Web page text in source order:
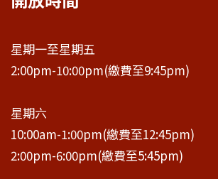
星期一至星期五
2:00pm-10:00pm(繳費至9:45pm)
星期六
10:00am-1:00pm(繳費至12:45pm)
2:00pm-6:00pm(繳費至5:45pm)